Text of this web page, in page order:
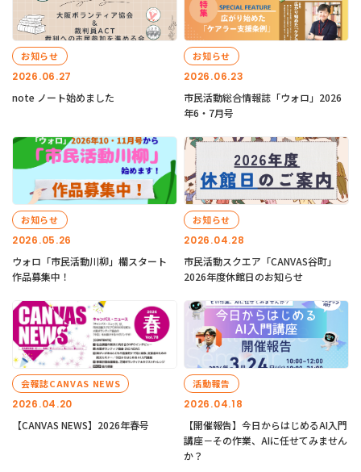
2026.06.27
お知らせ
note ノート始めました
2026.06.23
お知らせ
市民活動総合情報誌「ウォロ」2026
年6・7月号
2026.05.26
お知らせ
ウォロ「市民活動川柳」欄スタート
作品募集中！
2026.04.28
お知らせ
市民活動スクエア「CANVAS谷町」
2026年度休館日のお知らせ
2026.04.20
会報誌CANVAS NEWS
【CANVAS NEWS】2026年春号
2026.04.18
活動報告
【開催報告】今日からはじめるAI入門
講座－その作業、AIに任せてみません
か？